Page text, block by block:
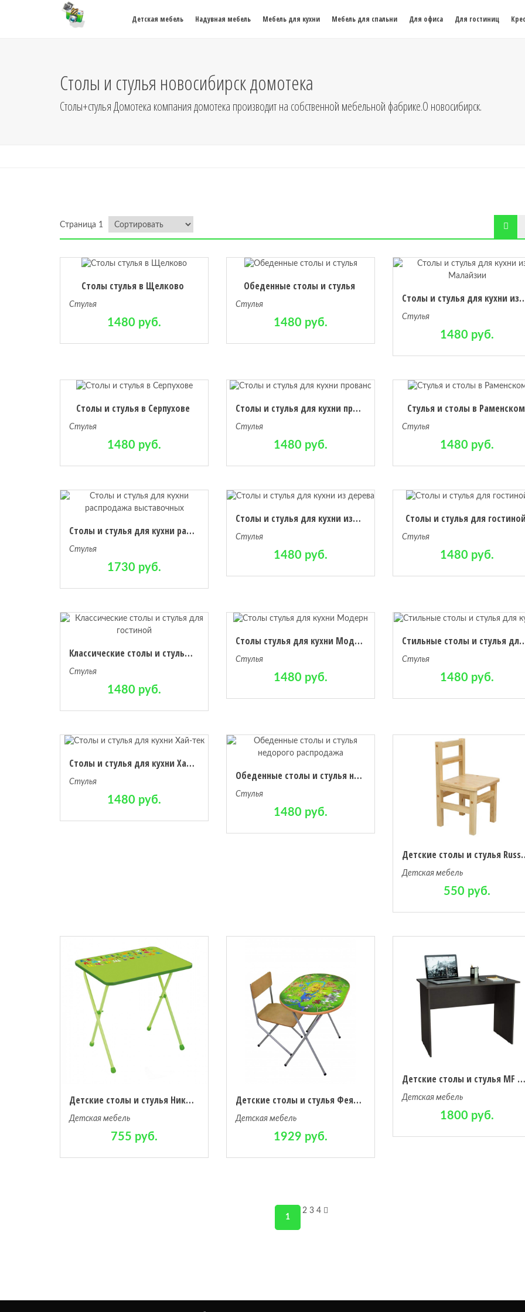
Детская мебель Надувная мебель Мебель для кухни Мебель для спальни Для офиса Для гостиниц
Столы и стулья новосибирск домотека
Столы+стулья Домотека компания домотека производит на собственной мебельной фабрике.О новосибирск.
Страница 1
Столы стулья в Щелково
Стулья
1480 руб.
Обеденные столы и стулья
Стулья
1480 руб.
Столы и стулья
Стулья
1480 руб.
Столы и стулья в Серпухове
Стулья
1480 руб.
Столы и стулья для кухни прованс
Стулья
1480 руб.
Стулья и столы в Раменском
Стулья
1480 руб.
Столы и стулья для кухни распродажа выставочных
Стулья
1730 руб.
Столы и стулья для кухни из дерева
Стулья
1480 руб.
Столы и стулья для
Стулья
1480 руб.
Классические столы и стулья для гостиной
Стулья
1480 руб.
Столы стулья для кухни Модерн
Стулья
1480 руб.
Стильные столы
Стулья
1480 руб.
Столы и стулья для кухни Хай-тек
Стулья
1480 руб.
Обеденные столы и стулья недорого распродажа
Стулья
1480 руб.
Детские столы
Детская мебель
550 руб.
Детские столы и стулья Ника Стол складной Алина 2
Детская мебель
755 руб.
Детские столы и стулья Фея Комплект детской мебели Досуг №302
Детская мебель
1929 руб.
Детские столы и стулья MF Master Стол письменный Милан-5
Детская мебель
1800 руб.
1
234